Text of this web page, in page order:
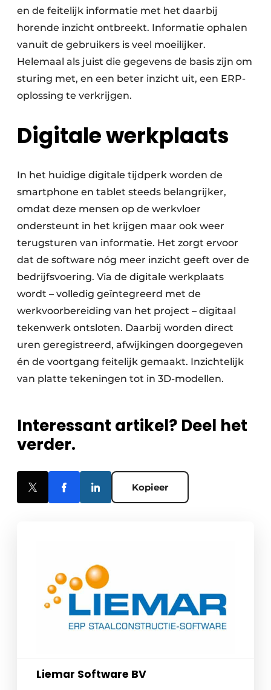
en de feitelijk informatie met het daarbij
horende inzicht ontbreekt. Informatie ophalen
vanuit de gebruikers is veel moeilijker.
Helemaal als juist die gegevens de basis zijn om
sturing met, en een beter inzicht uit, een ERP-
oplossing te verkrijgen.
Digitale werkplaats
In het huidige digitale tijdperk worden de
smartphone en tablet steeds belangrijker,
omdat deze mensen op de werkvloer
ondersteunt in het krijgen maar ook weer
terugsturen van informatie. Het zorgt ervoor
dat de software nóg meer inzicht geeft over de
bedrijfsvoering. Via de digitale werkplaats
wordt – volledig geïntegreerd met de
werkvoorbereiding van het project – digitaal
tekenwerk ontsloten. Daarbij worden direct
uren geregistreerd, afwijkingen doorgegeven
én de voortgang feitelijk gemaakt. Inzichtelijk
van platte tekeningen tot in 3D-modellen.
Interessant artikel? Deel het
verder.
Kopieer
Liemar Software BV